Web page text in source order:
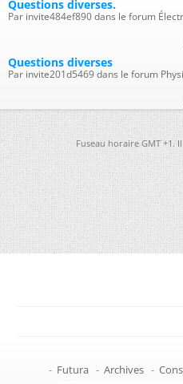
Questions diverses.
Par invite484ef890 dans le forum
Questions diverses
Par invite201d5469 dans le forum
Fuseau horaire GMT +1.
- Futura - Archives -